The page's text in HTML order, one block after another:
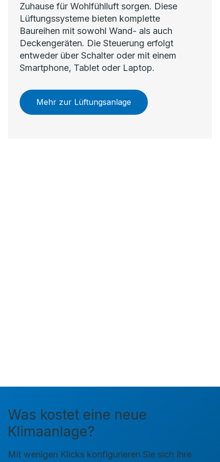
Zuhause für Wohlfühlluft sorgen. Diese
Lüftungssysteme bieten komplette
Baureihen mit sowohl Wand- als auch
Deckengeräten. Die Steuerung erfolgt
entweder über Schalter oder mit einem
Smartphone, Tablet oder Laptop.
Mehr zur Lüftungsanlage
Was kostet eine neue
Klimaanlage?
Mit wenigen Klicks konfigurieren Sie sich Ihre